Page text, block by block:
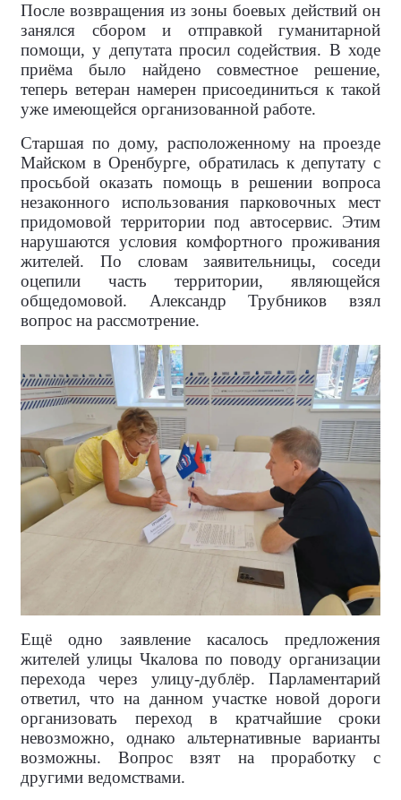
После возвращения из зоны боевых действий он
занялся сбором и отправкой гуманитарной
помощи, у депутата просил содействия. В ходе
приёма было найдено совместное решение,
теперь ветеран намерен присоединиться к такой
уже имеющейся организованной работе.
Старшая по дому, расположенному на проезде
Майском в Оренбурге, обратилась к депутату с
просьбой оказать помощь в решении вопроса
незаконного использования парковочных мест
придомовой территории под автосервис. Этим
нарушаются условия комфортного проживания
жителей. По словам заявительницы, соседи
оцепили часть территории, являющейся
общедомовой. Александр Трубников взял
вопрос на рассмотрение.
Ещё одно заявление касалось предложения
жителей улицы Чкалова по поводу организации
перехода через улицу-дублёр. Парламентарий
ответил, что на данном участке новой дороги
организовать переход в кратчайшие сроки
невозможно, однако альтернативные варианты
возможны. Вопрос взят на проработку с
другими ведомствами.